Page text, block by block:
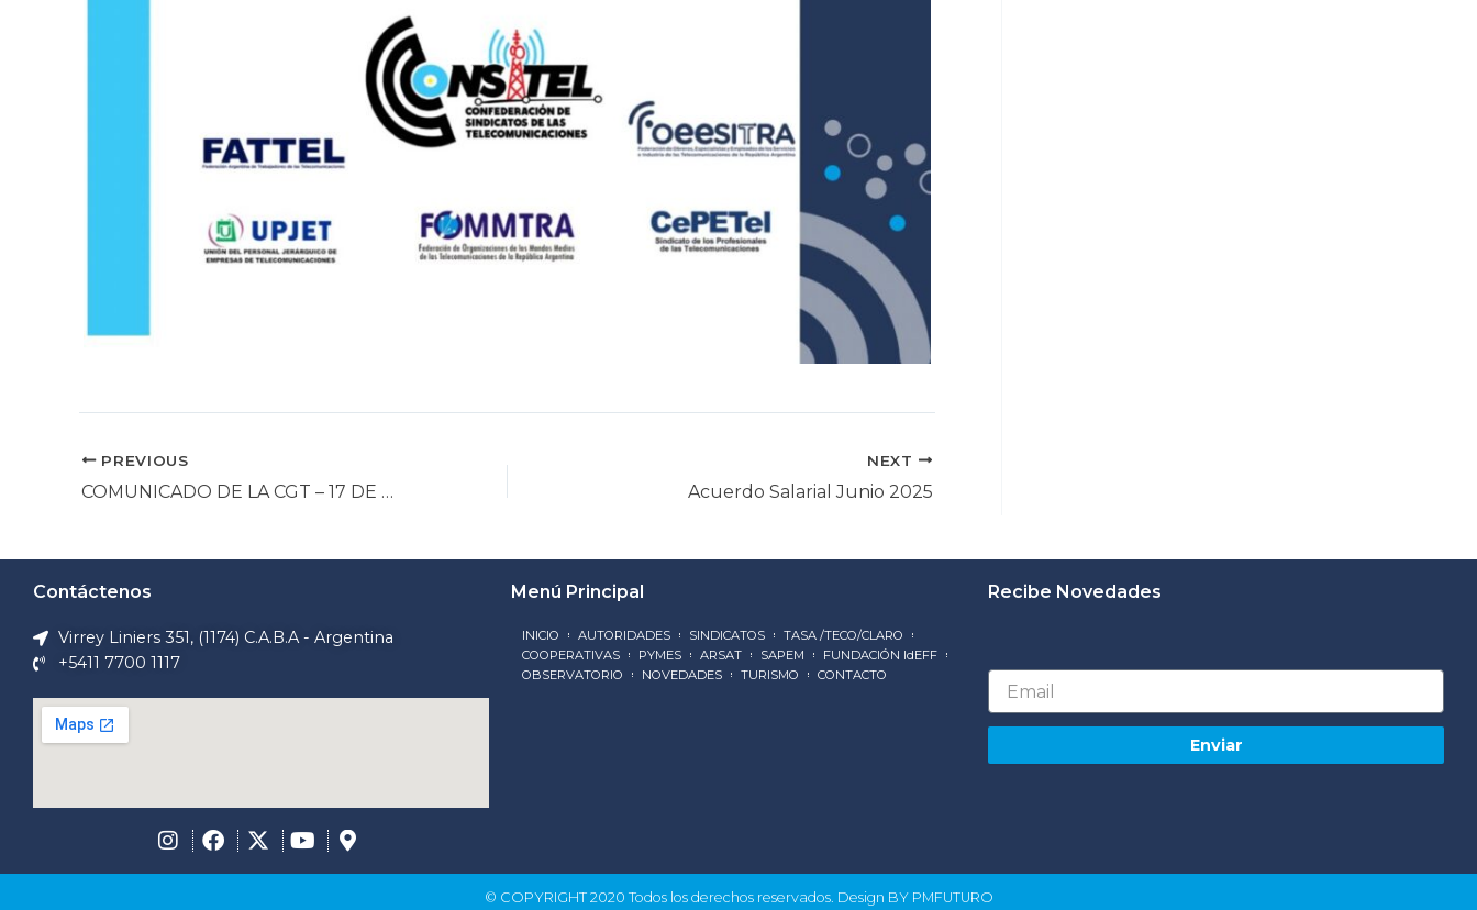
PREVIOUS
COMUNICADO DE LA CGT – 17 DE JUNIO 2025
NEXT
Acuerdo Salarial Junio 2025
Contáctenos
Virrey Liniers 351, (1174) C.A.B.A - Argentina
+5411 7700 1117
Menú Principal
INICIO AUTORIDADES SINDICATOS
TASA /TECO/CLARO
COOPERATIVAS
PYMES ARSAT SAPEM
FUNDACIÓN IdEFF
OBSERVATORIO
NOVEDADES TURISMO CONTACTO
Recibe Novedades
Email
Enviar
© COPYRIGHT 2020 Todos los derechos reservados. Design BY PMFUTURO